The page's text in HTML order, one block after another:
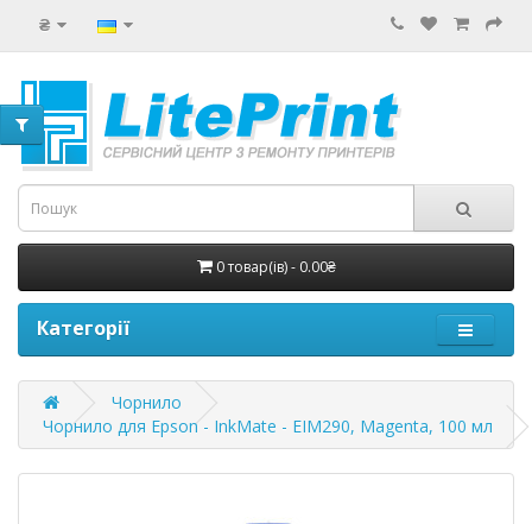
₴
0 товар(ів) - 0.00₴
Категорії
Чорнило
Чорнило для Epson - InkMate - EIM290, Magenta, 100 мл